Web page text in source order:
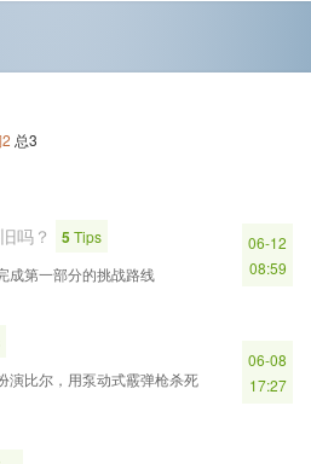
总3
吗？ 5Tips
成第一部分的挑战路线
06-12
08:59
演比尔，用泵动式霰弹枪杀死
06-08
17:27